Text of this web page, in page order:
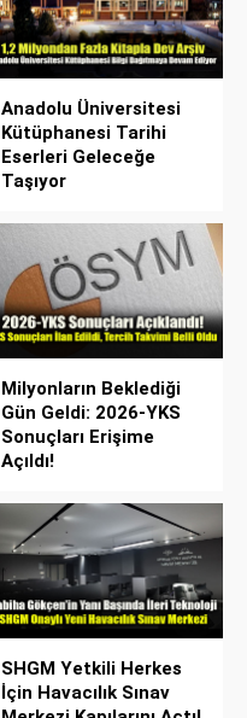
Anadolu Üniversitesi
Kütüphanesi Tarihi
Eserleri Geleceğe
Taşıyor
Milyonların Beklediği
Gün Geldi: 2026-YKS
Sonuçları Erişime
Açıldı!
SHGM Yetkili Herkes
İçin Havacılık Sınav